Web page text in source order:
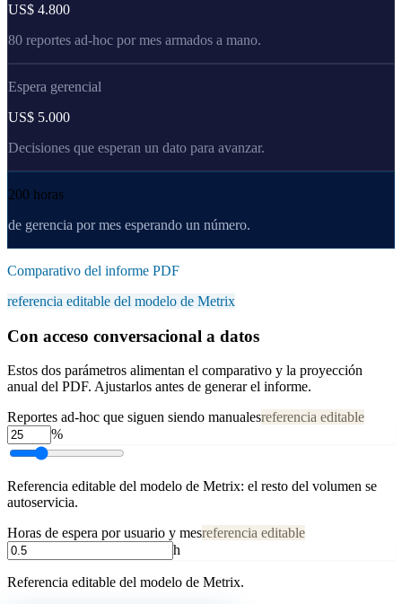
US$ 4.800
80 reportes ad-hoc por mes armados a mano.
Espera gerencial
US$ 5.000
Decisiones que esperan un dato para avanzar.
200 horas
de gerencia por mes esperando un número.
Comparativo del informe PDF
referencia editable del modelo de Metrix
Con acceso conversacional a datos
Estos dos parámetros alimentan el comparativo y la proyección
anual del PDF. Ajustarlos antes de generar el informe.
Reportes ad-hoc que siguen siendo manualesreferencia editable
%
Referencia editable del modelo de Metrix: el resto del volumen se
autoservicia.
Horas de espera por usuario y mesreferencia editable
h
Referencia editable del modelo de Metrix.